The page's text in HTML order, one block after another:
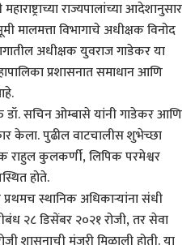
राज्यपालांच्या आदेशानुसार
मालमत्ता विभागाचे अधीक्षक विनोद
अधीक्षक युवराज गाडेकर या
प्रशासनात समाधान आणि
सचिन ओम्बासे यांनी गाडेकर आणि
केला. पुढील वाटचालीस शुभेच्छा
राहुल कुलकर्णी, लिपिक परमेश्वर
होते.
स्थानिक अधिकाऱ्यांना संधी
२८ डिसेंबर २०२१ रोजी, तर सेवा